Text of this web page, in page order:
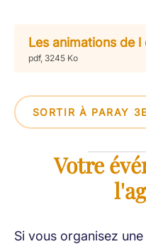
Les animations de
pdf, 3245 Ko
SORTIR À PARAY
Votre
Si vous organisez